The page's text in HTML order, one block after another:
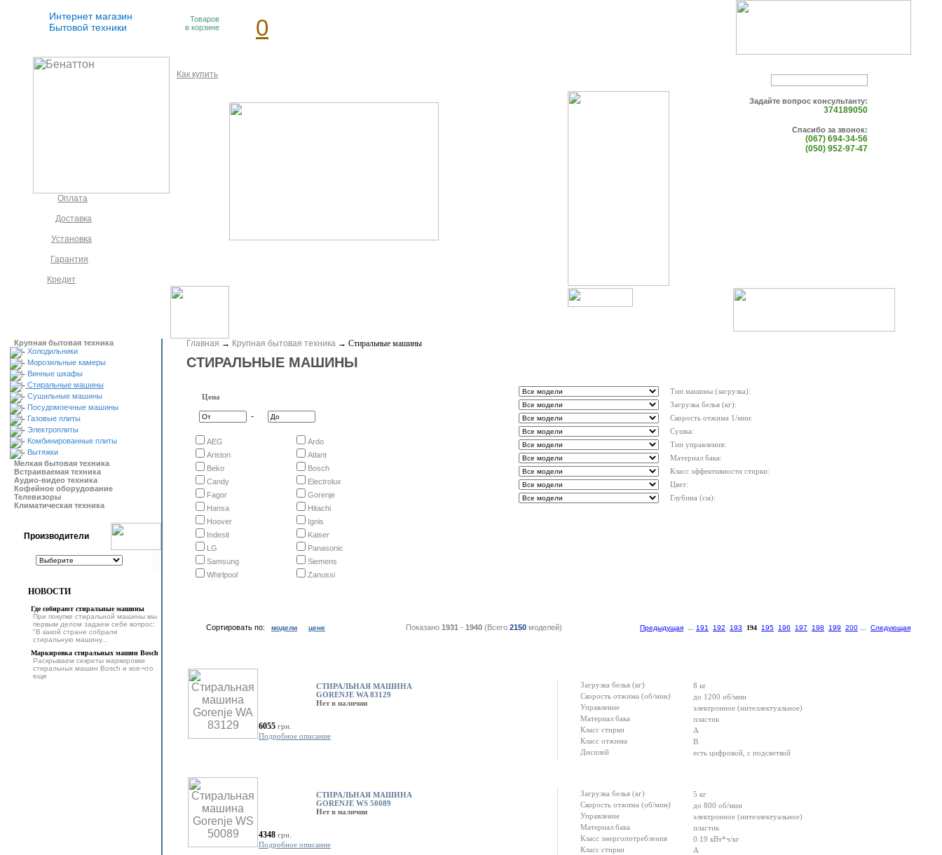
Интернет магазин
Бытовой техники
Товаров
в корзине
0
Как купить
Оплата
Доставка
Установка
Гарантия
Кредит
Задайте вопрос консультанту:
374189050
Спасибо за звонок:
(067) 694-34-56
(050) 952-97-47
Крупная бытовая техника
Холодильники
Морозильные камеры
Винные шкафы
Стиральные машины
Сушильные машины
Посудомоечные машины
Газовые плиты
Электроплиты
Комбинированные плиты
Вытяжки
Мелкая бытовая техника
Встраиваемая техника
Аудио-видео техника
Кофейное оборудование
Телевизоры
Климатическая техника
Производители
НОВОСТИ
Где собирают стиральные машины
При покупке стиральной машины мы
первым делом задаем себе вопрос:
"В какой стране собрали
стиральную машину...
Маркировка стиральных машин Bosch
Раскрываем секреты маркировки
стиральных машин Bosch и кое-что
еще
Главная → Крупная бытовая техника → Стиральные машины
СТИРАЛЬНЫЕ МАШИНЫ
Цена
-
AEG
Ardo
Ariston
Atlant
Beko
Bosch
Candy
Electrolux
Fagor
Gorenje
Hansa
Hitachi
Hoover
Ignis
Indesit
Kaiser
LG
Panasonic
Samsung
Siemens
Whirlpool
Zanussi
Тип машины (загрузка):
Загрузка белья (кг):
Скорость отжима 1/мин:
Сушка:
Тип управления:
Материал бака:
Класс эффективности стирки:
Цвет:
Глубина (см):
Сортировать по: модели цене Показано 1931 - 1940(Всего 2150моделей) Предыдущая 191 192 193 194 195 196 197 198 199 200 Следующая
СТИРАЛЬНАЯ МАШИНА
GORENJE WA 83129
Нет в наличии
Загрузка белья (кг)
8 кг
Скорость отжима (об/мин)
до 1200 об/мин
Управление
электронное (интеллектуальное)
Материал бака
пластик
Класс стирки
A
Класс отжима
B
Дисплей
есть цифровой, с подсветкой
6055 грн.
Подробное описание
СТИРАЛЬНАЯ МАШИНА
GORENJE WS 50089
Нет в наличии
Загрузка белья (кг)
5 кг
Скорость отжима (об/мин)
до 800 об/мин
Управление
электронное (интеллектуальное)
Материал бака
пластик
Класс энергопотребления
0.19 кВт*ч/кг
Класс стирки
A
4348 грн.
Подробное описание